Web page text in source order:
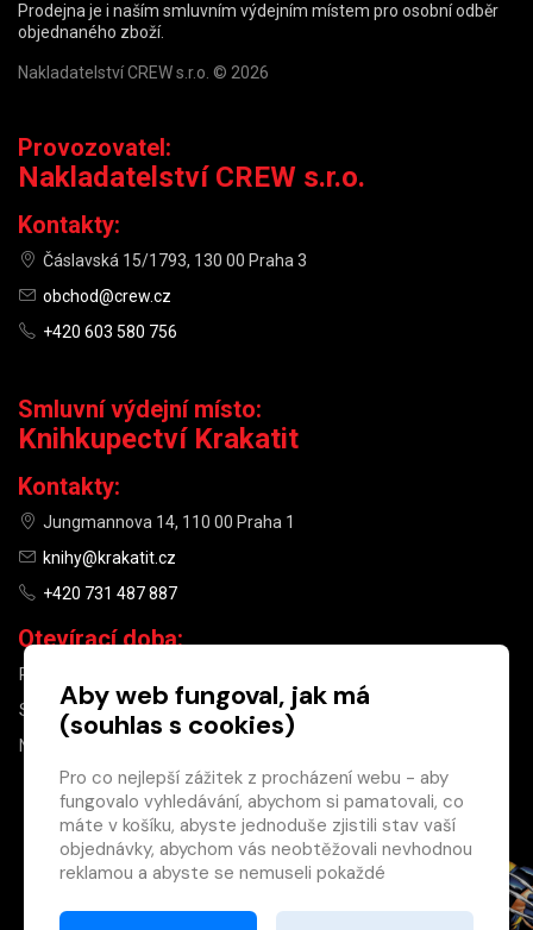
×
Máte u nás již
registrovaný
účet?
Prodejna je i naším smluvním výdejním místem pro osobní odběr
objednaného zboží.
Nakladatelství CREW s.r.o. © 2026
Provozovatel:
Nakladatelství CREW s.r.o.
Kontakty:
Čáslavská 15/1793, 130 00 Praha 3
obchod@crew.cz
+420 603 580 756
Smluvní výdejní místo:
Knihkupectví Krakatit
Kontakty:
Jungmannova 14, 110 00 Praha 1
knihy@krakatit.cz
+420 731 487 887
Otevírací doba:
PO–PÁ
SO
10:00–13:00
NE
Aby web fungoval, jak má
(souhlas s cookies)
Pro co nejlepší zážitek z procházení webu - aby
fungovalo vyhledávání, abychom si pamatovali, co
máte v košíku, abyste jednoduše zjistili stav vaší
objednávky, abychom vás neobtěžovali nevhodnou
reklamou a abyste se nemuseli pokaždé